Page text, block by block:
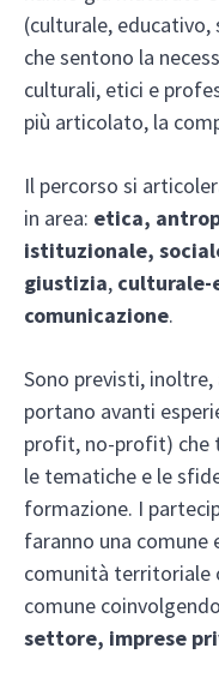
(culturale,
che sentono la
culturali, etici e
più articolato, la
Il percorso si
in area: etica,
istituzionale,
giustizia, culturale-
comunicazione.
Sono previsti,
portano avanti
profit, no-profit) che
le tematiche e le
formazione. I
faranno una comune
comunità territoriale
comune coinvolgendo
settore, imprese